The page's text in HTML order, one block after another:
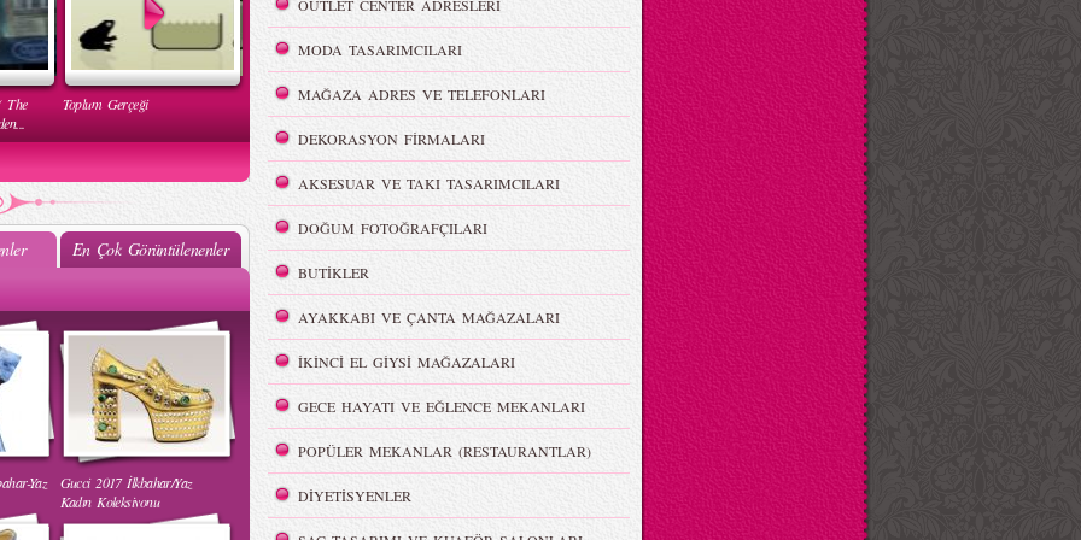
The
Toplum Gerçeği
2015 Defilesi
Burçe Bekrek - MBFWI Yaz
2015 Defilesi
En Çok Görüntülenenler
Yaz
Gucci 2017 İlkbahar/Yaz
Kadın Koleksiyonu
OUTLET CENTER ADRESLERİ
MODA TASARIMCILARI
MAĞAZA ADRES VE TELEFONLARI
DEKORASYON FİRMALARI
AKSESUAR VE TAKI TASARIMCILARI
DOĞUM FOTOĞRAFÇILARI
BUTİKLER
AYAKKABI VE ÇANTA MAĞAZALARI
İKİNCİ EL GİYSİ MAĞAZALARI
GECE HAYATI VE EĞLENCE MEKANLARI
POPÜLER MEKANLAR (RESTAURANTLAR)
DİYETİSYENLER